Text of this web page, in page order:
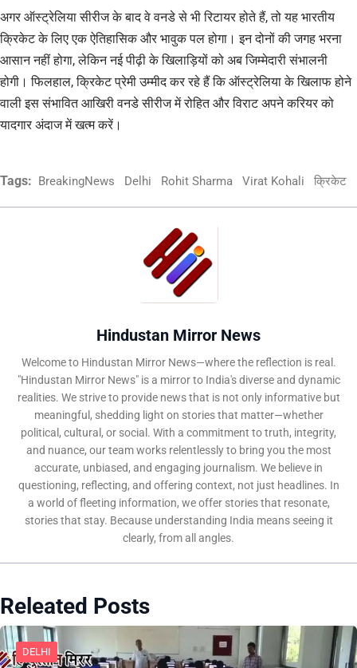
अगर ऑस्ट्रेलिया सीरीज के बाद वे वनडे से भी रिटायर होते हैं, तो यह भारतीय
क्रिकेट के लिए एक ऐतिहासिक और भावुक पल होगा। इन दोनों की जगह भरना
आसान नहीं होगा, लेकिन नई पीढ़ी के खिलाड़ियों को अब जिम्मेदारी संभालनी
होगी। फिलहाल, क्रिकेट प्रेमी उम्मीद कर रहे हैं कि ऑस्ट्रेलिया के खिलाफ होने
वाली इस संभावित आखिरी वनडे सीरीज में रोहित और विराट अपने करियर को
यादगार अंदाज में खत्म करें।
Tags: BreakingNews Delhi Rohit Sharma Virat Kohali क्रिकेट
Hindustan Mirror News
Welcome to Hindustan Mirror News—where the reflection is real.
"Hindustan Mirror News" is a mirror to India's diverse and dynamic
realities. We strive to provide news that is not only informative but
meaningful, shedding light on stories that matter—whether
political, cultural, or social. With a commitment to truth, integrity,
and nuance, our team works relentlessly to bring you the most
accurate, unbiased, and engaging journalism. We believe in
questioning, reflecting, and offering context, not just headlines. In
a world of fleeting information, we offer stories that resonate,
stories that stay. Because understanding India means seeing it
clearly, from all angles.
Releated Posts
DELHI